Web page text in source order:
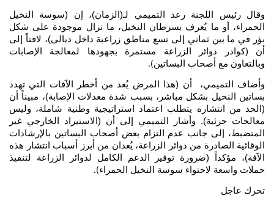
وقال رئيس اللجنة رعد التميمي لـ(الزمان)، إن (سوسة النخيل
الحمراء، أو ما يُعرف بسرطان النخيل، ما تزال موجودة على شكل
بؤر في ما بين ثماني إلى تسع مناطق زراعية داخل ديالى)، لافتاً إلى
أن (كوادر دوائر الزراعة مستمرة بجهودها لمعالجة الإصابات
وبالتعاون مع أصحاب البساتين).
وأضاف التميمي، أن (هذا المرض يُعد من أخطر الآفات التي تهدد
بساتين النخيل بشكل مباشر، بسبب شدة معدلات الإصابة)، مبيناً أن
(الحد من انتشاره يتطلب اعتماد استراتيجية وطنية شاملة، وليس
معالجات جزئية). وأشار التميمي إلى أن (الاستيراد الخارجي غير
المنضبط، إلى جانب عدم التزام بعض أصحاب البساتين بالإرشادات
الوقائية الصادرة من دوائر الزراعة، يُعدان من أبرز أسباب انتشار هذه
الآفة)، مؤكداً (ضرورة توفير الدعم الكامل لدوائر الزراعة لتنفيذ
حملات واسعة لاحتواء سوسة النخيل الحمراء).
تحرك عاجل